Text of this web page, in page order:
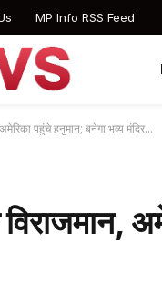
MP Info RSS Feed
पहुंचे हनुमान; बनेगा भव्य मंदिर…
विराजमान,